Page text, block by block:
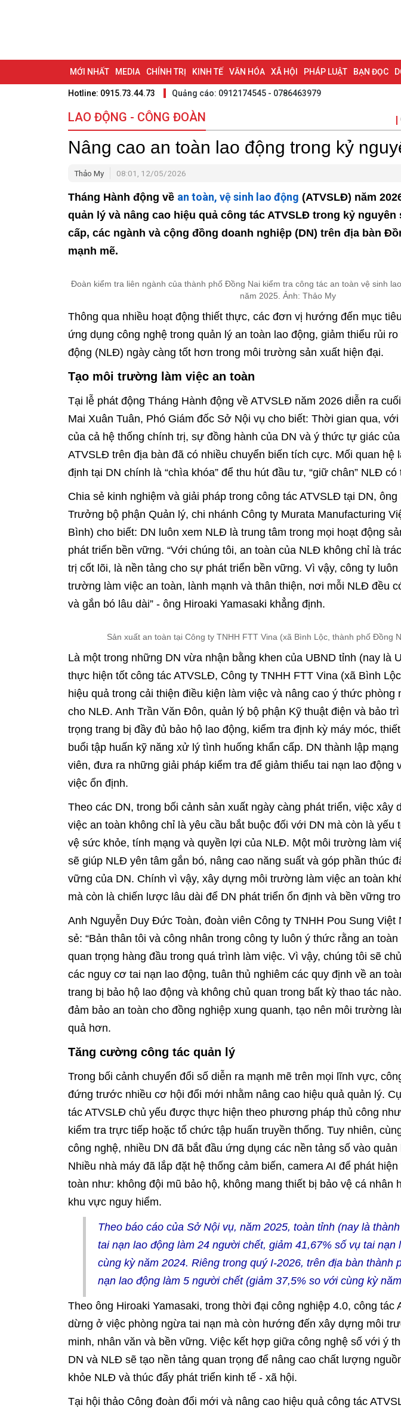
MỚI NHẤT MEDIA CHÍNH TRỊ KINH TẾ VĂN HÓA XÃ HỘI PHÁP LUẬT BẠN ĐỌC
DU LỊCH - ẨM THỰC CHUYỂN ĐỔI SỐ THỂ THAO ĐỒNG NAI & NGHỊ QUYẾT 57
BẠN CẦN BIẾT CHẠM 95 - KHÁM PHÁ ĐỒNG NAI ĐẠI HỘI ĐẠI BIỂU TOÀN QUỐC LẦN
NHỊP CẦU NHÂN ÁI THÀNH PHỐ ĐỒNG NAI
Hotline: 0915.73.44.73 Quảng cáo: 0912174545 - 0786463979
LAO ĐỘNG - CÔNG ĐOÀN
Nâng cao an toàn lao động trong kỷ
Thảo My 08:01, 12/05/2026
Tháng Hành động về an toàn, vệ sinh lao động (ATVSLÐ) năm
quản lý và nâng cao hiệu quả công tác ATVSLÐ trong kỷ
cấp, các ngành và cộng đồng doanh nghiệp (DN) trên địa bàn
mạnh mẽ.
Đoàn kiểm tra liên ngành của thành phố Đồng Nai kiểm tra công tác an toàn vệ sinh
năm 2025. Ảnh: Thảo My
Thông qua nhiều hoạt động thiết thực, các đơn vị hướng đến mục
ứng dụng công nghệ trong quản lý an toàn lao động, giảm thiểu rủi
động (NLĐ) ngày càng tốt hơn trong môi trường sản xuất hiện đại.
Tạo môi trường làm việc an toàn
Tại lễ phát động Tháng Hành động về ATVSLĐ năm 2026 diễn ra
Mai Xuân Tuân, Phó Giám đốc Sở Nội vụ cho biết: Thời gian qua,
của cả hệ thống chính trị, sự đồng hành của DN và ý thức tự giác
ATVSLĐ trên địa bàn đã có nhiều chuyển biến tích cực. Mối quan hệ
định tại DN chính là “chìa khóa” để thu hút đầu tư, “giữ chân” NLĐ có
Chia sẻ kinh nghiệm và giải pháp trong công tác ATVSLĐ tại DN, ông
Trưởng bộ phận Quản lý, chi nhánh Công ty Murata Manufacturing
Bình) cho biết: DN luôn xem NLĐ là trung tâm trong mọi hoạt động
phát triển bền vững. “Với chúng tôi, an toàn của NLĐ không chỉ là
trị cốt lõi, là nền tảng cho sự phát triển bền vững. Vì vậy, công ty
trường làm việc an toàn, lành mạnh và thân thiện, nơi mỗi NLĐ đều
và gắn bó lâu dài” - ông Hiroaki Yamasaki khẳng định.
Sản xuất an toàn tại Công ty TNHH FTT Vina (xã Bình Lộc, thành phố Đồng
Là một trong những DN vừa nhận bằng khen của UBND tỉnh (nay là
thực hiện tốt công tác ATVSLĐ, Công ty TNHH FTT Vina (xã Bình
hiệu quả trong cải thiện điều kiện làm việc và nâng cao ý thức phòng
cho NLĐ. Anh Trần Văn Đôn, quản lý bộ phận Kỹ thuật điện và bảo
trọng trang bị đầy đủ bảo hộ lao động, kiểm tra định kỳ máy móc,
buổi tập huấn kỹ năng xử lý tình huống khẩn cấp. DN thành lập
viên, đưa ra những giải pháp kiểm tra để giảm thiểu tai nạn lao động
việc ổn định.
Theo các DN, trong bối cảnh sản xuất ngày càng phát triển, việc xây
việc an toàn không chỉ là yêu cầu bắt buộc đối với DN mà còn là yếu
vệ sức khỏe, tính mạng và quyền lợi của NLĐ. Một môi trường làm
sẽ giúp NLĐ yên tâm gắn bó, nâng cao năng suất và góp phần thúc
vững của DN. Chính vì vậy, xây dựng môi trường làm việc an toàn
mà còn là chiến lược lâu dài để DN phát triển ổn định và bền vững
Anh Nguyễn Duy Đức Toàn, đoàn viên Công ty TNHH Pou Sung Việt
sẻ: “Bản thân tôi và công nhân trong công ty luôn ý thức rằng an
quan trọng hàng đầu trong quá trình làm việc. Vì vậy, chúng tôi sẽ
các nguy cơ tai nạn lao động, tuân thủ nghiêm các quy định về an
trang bị bảo hộ lao động và không chủ quan trong bất kỳ thao tác
đảm bảo an toàn cho đồng nghiệp xung quanh, tạo nên môi trường
quả hơn.
Tăng cường công tác quản lý
Trong bối cảnh chuyển đổi số diễn ra mạnh mẽ trên mọi lĩnh vực,
đứng trước nhiều cơ hội đổi mới nhằm nâng cao hiệu quả quản lý.
tác ATVSLĐ chủ yếu được thực hiện theo phương pháp thủ công
kiểm tra trực tiếp hoặc tổ chức tập huấn truyền thống. Tuy nhiên,
công nghệ, nhiều DN đã bắt đầu ứng dụng các nền tảng số vào quản
Nhiều nhà máy đã lắp đặt hệ thống cảm biến, camera AI để phát
toàn như: không đội mũ bảo hộ, không mang thiết bị bảo vệ cá nhân
khu vực nguy hiểm.
Theo báo cáo của Sở Nội vụ, năm 2025, toàn tỉnh (nay là
tai nạn lao động làm 24 người chết, giảm 41,67% số vụ tai nạn
cùng kỳ năm 2024. Riêng trong quý I-2026, trên địa bàn thành
nạn lao động làm 5 người chết (giảm 37,5% so với cùng kỳ
Theo ông Hiroaki Yamasaki, trong thời đại công nghiệp 4.0, công tác
dừng ở việc phòng ngừa tai nạn mà còn hướng đến xây dựng môi
minh, nhân văn và bền vững. Việc kết hợp giữa công nghệ số với ý
DN và NLĐ sẽ tạo nền tảng quan trọng để nâng cao chất lượng
khỏe NLĐ và thúc đẩy phát triển kinh tế - xã hội.
Tại hội thảo Công đoàn đổi mới và nâng cao hiệu quả công tác